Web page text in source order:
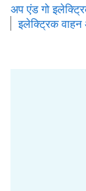
अप एंड गो
इलेक्ट्रिक